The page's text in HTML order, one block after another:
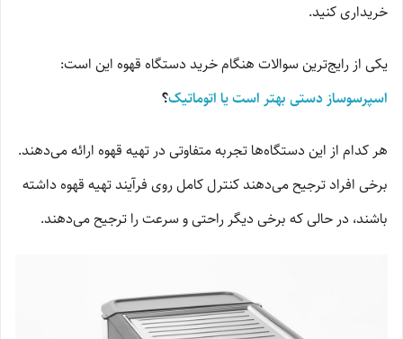
خریداری کنید.
یکی از رایج‌ترین سوالات هنگام خرید دستگاه قهوه این است:
اسپرسوساز دستی بهتر است یا اتوماتیک؟
هر کدام از این دستگاه‌ها تجربه متفاوتی در تهیه قهوه ارائه می‌دهند.
برخی افراد ترجیح می‌دهند کنترل کامل روی فرآیند تهیه قهوه داشته
باشند، در حالی که برخی دیگر راحتی و سرعت را ترجیح می‌دهند.